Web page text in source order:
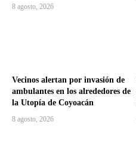
8 agosto, 2026
Vecinos alertan por invasión de
ambulantes en los alrededores de
la Utopía de Coyoacán
8 agosto, 2026